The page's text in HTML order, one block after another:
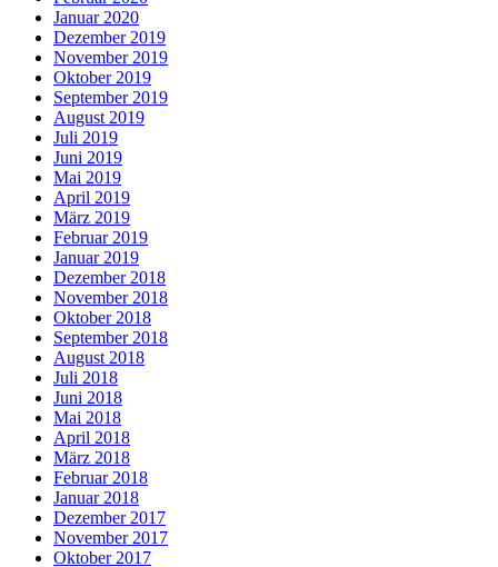
Januar 2020
Dezember 2019
November 2019
Oktober 2019
September 2019
August 2019
Juli 2019
Juni 2019
Mai 2019
April 2019
März 2019
Februar 2019
Januar 2019
Dezember 2018
November 2018
Oktober 2018
September 2018
August 2018
Juli 2018
Juni 2018
Mai 2018
April 2018
März 2018
Februar 2018
Januar 2018
Dezember 2017
November 2017
Oktober 2017